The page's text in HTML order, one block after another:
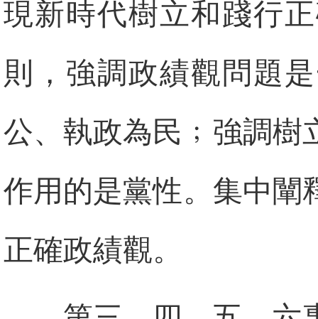
現新時代樹立和踐行
則，強調政績觀問題
公、執政為民﹔強調樹
作用的是黨性。集中闡
正確政績觀。